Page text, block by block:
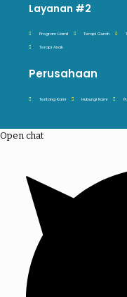
Layanan #2
Program Hamil Terapi Gurah
Terapi Anak
Perusahaan
Tentang Kami Hubungi Kami
Open chat